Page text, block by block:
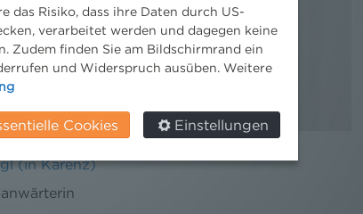
(in Karenz)
das Risiko, dass ihre Daten durch US-
verarbeitet werden und dagegen keine
Zudem finden Sie am Bildschirmrand ein
und Widerspruch ausüben. Weitere
Cookies Einstellungen